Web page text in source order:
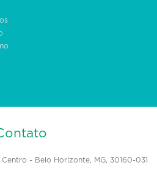
- Belo Horizonte, MG, 30160-031